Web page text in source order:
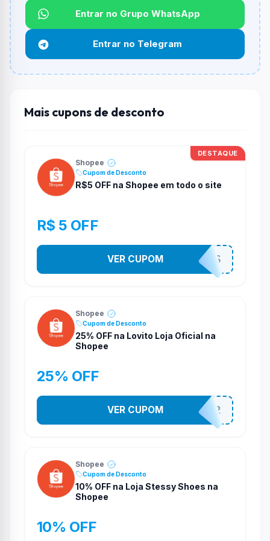
Não informado ou sem limite.
Funciona em qualquer produto?
Não necessariamente. Depende de itens participantes
e alguns vendedores ou produtos especificos podem
não aceitar cupons.
Entrar no Grupo WhatsApp
Entrar no Telegram
Mais cupons de desconto
DESTAQUE
Shopee
Cupom de Desconto
R$5 OFF na Shopee em todo o site
R$ 5 OFF
4CH4D1NH0S
VER CUPOM
Shopee
Cupom de Desconto
25% OFF na Lovito Loja Oficial na
Shopee
25% OFF
141525852
VER CUPOM
Shopee
Cupom de Desconto
10% OFF na Loja Stessy Shoes na
Shopee
10% OFF